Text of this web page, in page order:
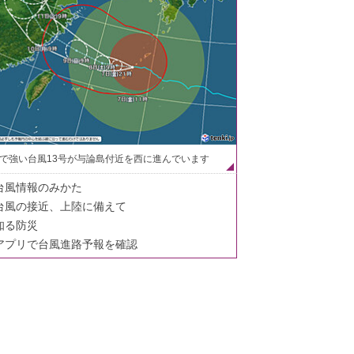
強い台風13号が与論島付近を西に進んでいます
風情報のみかた
風の接近、上陸に備えて
る防災
プリで台風進路予報を確認